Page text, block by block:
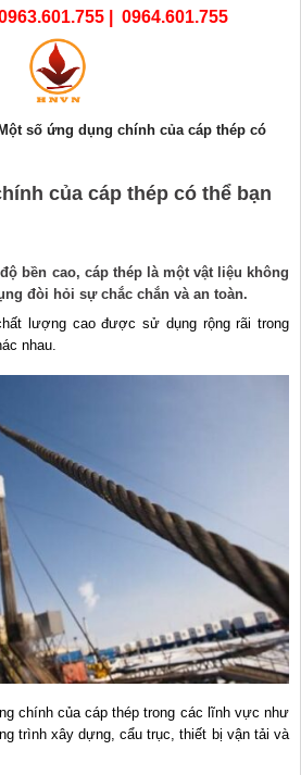
| 0964.601.755
Một số ứng dụng chính của cáp thép có
của cáp thép có thể bạn
bền cao, cáp thép là một vật liệu không
đòi hỏi sự chắc chắn và an toàn.
lượng cao được sử dụng rộng rãi trong
nhau.
chính của cáp thép trong các lĩnh vực như
trình xây dựng, cẩu trục, thiết bị vận tải và